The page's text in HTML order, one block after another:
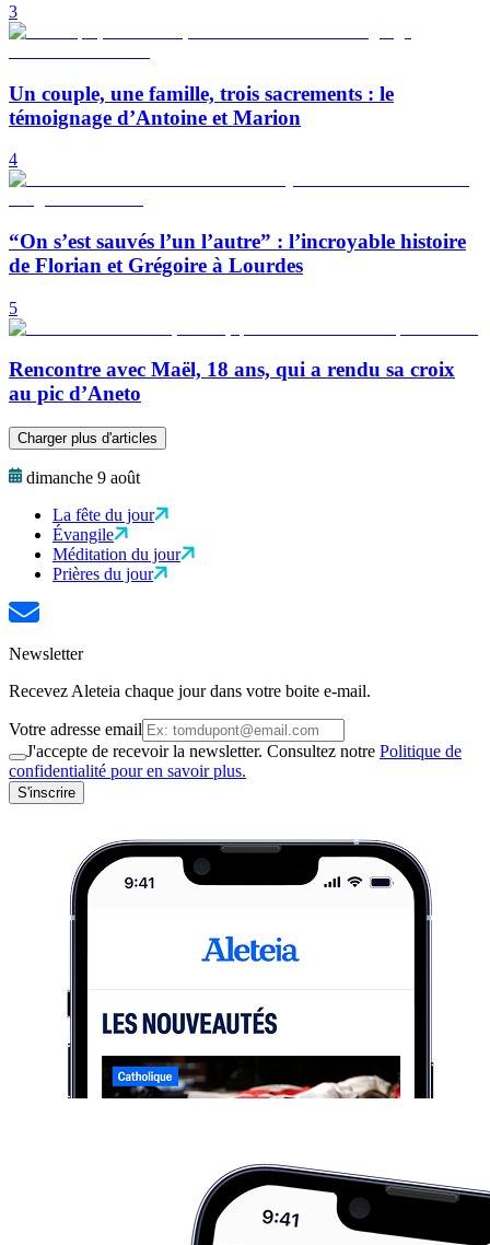
3
Un couple, une famille, trois sacrements : le
témoignage d’Antoine et Marion
4
“On s’est sauvés l’un l’autre” : l’incroyable histoire
de Florian et Grégoire à Lourdes
5
Rencontre avec Maël, 18 ans, qui a rendu sa croix
au pic d’Aneto
Charger plus d'articles
dimanche 9 août
La fête du jour
Évangile
Méditation du jour
Prières du jour
Newsletter
Recevez Aleteia chaque jour dans votre boite e-mail.
Votre adresse email
J'accepte de recevoir la newsletter. Consultez notre Politique de
confidentialité pour en savoir plus.
S'inscrire